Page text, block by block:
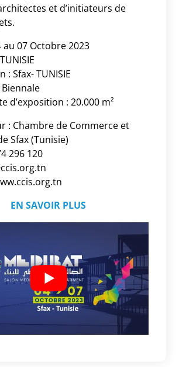
et d’initiateurs de
au 07 Octobre 2023
: Sfax- TUNISIE
d’exposition : 20.000 m²
: Chambre de Commerce et
Sfax (Tunisie)
296 120
EN SAVOIR PLUS